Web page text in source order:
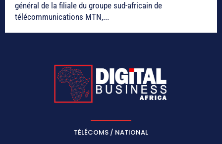
général de la filiale du groupe sud-africain de
télécommunications MTN,...
TÉLÉCOMS / NATIONAL